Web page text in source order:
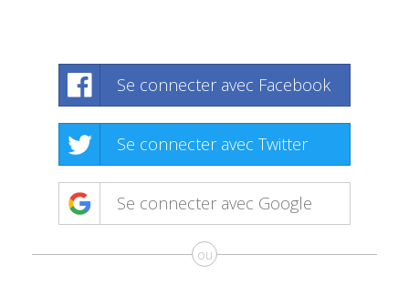
Se connecter avec Facebook
Se connecter avec Twitter
Se connecter avec Google
ou